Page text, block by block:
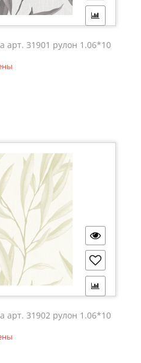
31901 рулон 1.06*10
31902 рулон 1.06*10